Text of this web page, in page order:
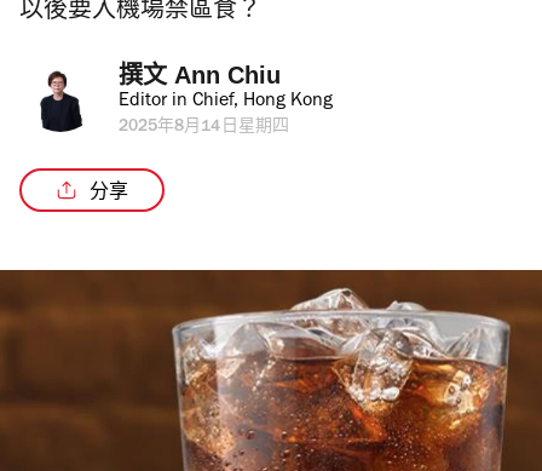
以後要入機場禁區食？
撰文 Ann Chiu
Editor in Chief, Hong Kong
2025年8月14日星期四
分享